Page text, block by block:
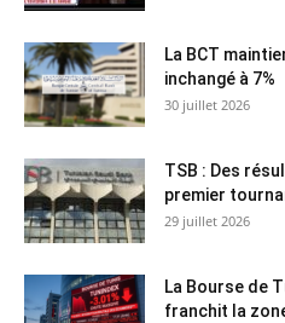
La BCT
inchangé à 7%
30 juillet 2026
TSB : Des
premier
29 juillet 2026
La Bourse de
franchit la